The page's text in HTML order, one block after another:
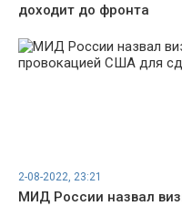
доходит до фронта
2-08-2022, 23:21
МИД России назвал